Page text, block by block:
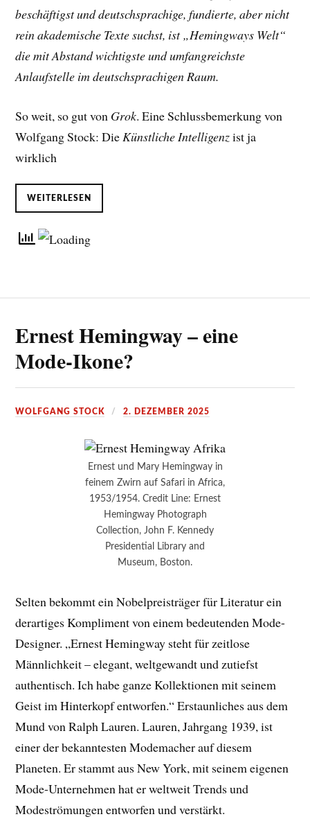
beschäftigst und deutschsprachige, fundierte, aber nicht
rein akademische Texte suchst, ist „Hemingways Welt“
die mit Abstand wichtigste und umfangreichste
Anlaufstelle im deutschsprachigen Raum.
So weit, so gut von Grok. Eine Schlussbemerkung von
Wolfgang Stock: Die Künstliche Intelligenzist ja
wirklich
WEITERLESEN
Ernest Hemingway – eine
Mode-Ikone?
WOLFGANG STOCK 2. DEZEMBER 2025
Ernest und Mary Hemingway in
feinem Zwirn auf Safari in Africa,
1953/1954. Credit Line: Ernest
Hemingway Photograph
Collection, John F. Kennedy
Presidential Library and
Museum, Boston.
Selten bekommt ein Nobelpreisträger für Literatur ein
derartiges Kompliment von einem bedeutenden Mode-
Designer. „Ernest Hemingway steht für zeitlose
Männlichkeit – elegant, weltgewandt und zutiefst
authentisch. Ich habe ganze Kollektionen mit seinem
Geist im Hinterkopf entworfen.“ Erstaunliches aus dem
Mund von Ralph Lauren. Lauren, Jahrgang 1939, ist
einer der bekanntesten Modemacher auf diesem
Planeten. Er stammt aus New York, mit seinem eigenen
Mode-Unternehmen hat er weltweit Trends und
Modeströmungen entworfen und verstärkt.